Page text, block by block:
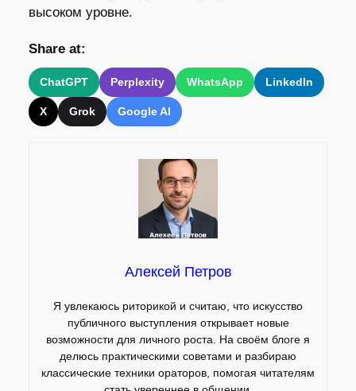
высоком уровне.
Share at:
ChatGPT Perplexity WhatsApp LinkedIn
X Grok Google AI
Алексей Петров
Я увлекаюсь риторикой и считаю, что искусство
публичного выступления открывает новые
возможности для личного роста. На своём блоге я
делюсь практическими советами и разбираю
классические техники ораторов, помогая читателям